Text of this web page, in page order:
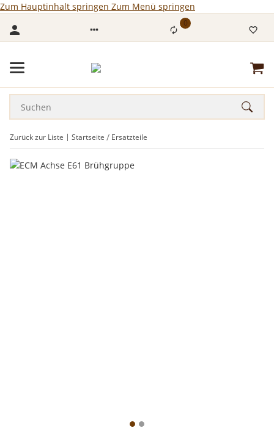
Zum Hauptinhalt springen Zum Menü springen
0
Zurück zur Liste Startseite Ersatzteile